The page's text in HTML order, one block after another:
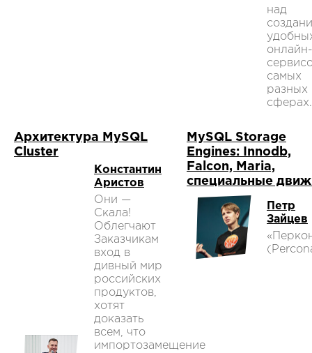
над
онлайн-
самых
разных
сферах.
Архитектура MySQL
Cluster
Константин
Аристов
Они —
Скала!
Облегчают
Заказчикам
вход в
дивный мир
российских
продуктов,
хотят
доказать
всем, что
импортозамещение
MySQL Storage
Engines: Innodb,
Falcon, Maria,
специальные
Петр
Зайцев